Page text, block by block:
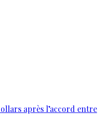
après l’accord entre